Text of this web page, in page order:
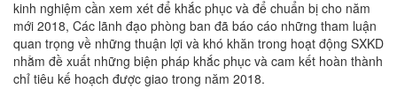
kinh nghiệm cần xem xét để khắc phục và để chuẩn bị cho năm
mới 2018, Các lãnh đạo phòng ban đã báo cáo những tham luận
quan trọng về những thuận lợi và khó khăn trong hoạt động SXKD
nhằm đề xuất những biện pháp khắc phục và cam kết hoàn thành
chỉ tiêu kế hoạch được giao trong năm 2018.